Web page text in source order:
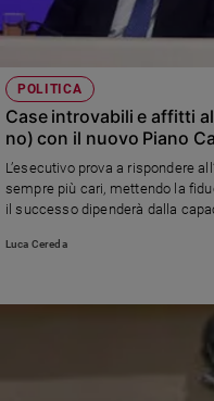
giorno
Società
e
valori
Ambiente
e
Creato
di
POLITICA
Case introvabili e affitti
no) con il nuovo Piano
L’esecutivo prova a rispondere
sempre più cari, mettendo la
il successo dipenderà dalla
Luca Cereda